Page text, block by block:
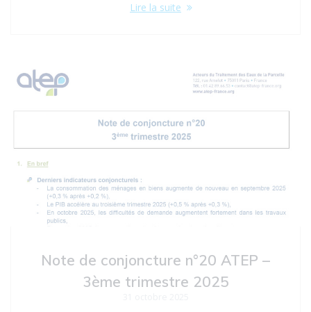
Lire la suite
Note de conjoncture n°20 ATEP –
3ème trimestre 2025